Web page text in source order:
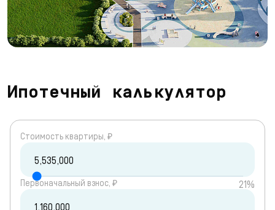
Ипотечный калькулятор
Cтоимость квартиры, ₽
Первоначальный взнос, ₽ 21%